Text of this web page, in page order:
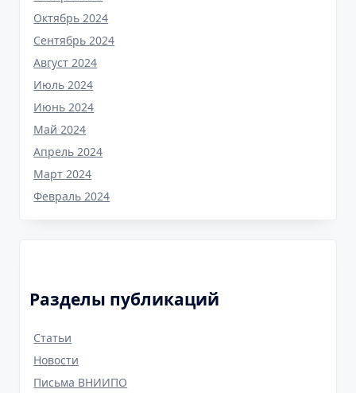
Октябрь 2024
Сентябрь 2024
Август 2024
Июль 2024
Июнь 2024
Май 2024
Апрель 2024
Март 2024
Февраль 2024
Разделы публикаций
Cтатьи
Новости
Письма ВНИИПО